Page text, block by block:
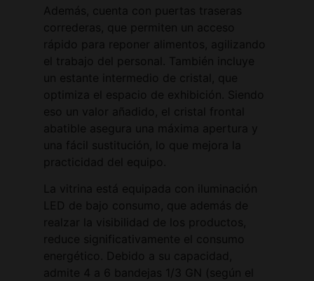
Además, cuenta con puertas traseras
correderas, que permiten un acceso
rápido para reponer alimentos, agilizando
el trabajo del personal. También incluye
un estante intermedio de cristal, que
optimiza el espacio de exhibición. Siendo
eso un valor añadido, el cristal frontal
abatible asegura una máxima apertura y
una fácil sustitución, lo que mejora la
practicidad del equipo.
La vitrina está equipada con iluminación
LED de bajo consumo, que además de
realzar la visibilidad de los productos,
reduce significativamente el consumo
energético. Debido a su capacidad,
admite 4 a 6 bandejas 1/3 GN (según el